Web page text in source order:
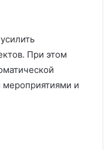
При этом
и